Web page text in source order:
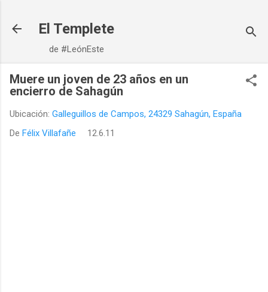
El Templete
de #LeónEste
Muere un joven de 23 años en un
encierro de Sahagún
Ubicación: Galleguillos de Campos, 24329 Sahagún, España
De Félix Villafañe 12.6.11